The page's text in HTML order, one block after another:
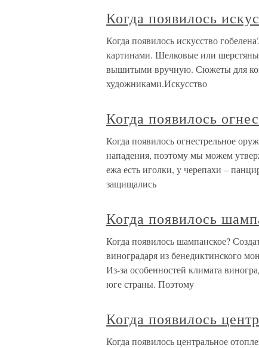
Когда появилось
Когда появилось искусство
картинами. Шелковые или
вышитыми вручную. Сюжеты для
художниками.Искусство
Когда появилось
Когда появилось огнестрельное
нападения, поэтому мы можем
ежа есть иголки, у черепахи –
защищались
Когда появилось
Когда появилось шампанское?
виноградаря из бенедиктинского
Из-за особенностей климата
юге страны. Поэтому
Когда появилось
Когда появилось центральное